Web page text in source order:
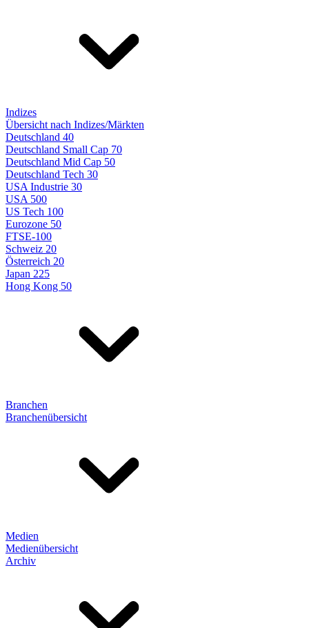
Indizes
Übersicht nach Indizes/Märkten
Deutschland 40
Deutschland Small Cap 70
Deutschland Mid Cap 50
Deutschland Tech 30
USA Industrie 30
USA 500
US Tech 100
Eurozone 50
FTSE-100
Schweiz 20
Österreich 20
Japan 225
Hong Kong 50
Branchen
Branchenübersicht
Medien
Medienübersicht
Archiv